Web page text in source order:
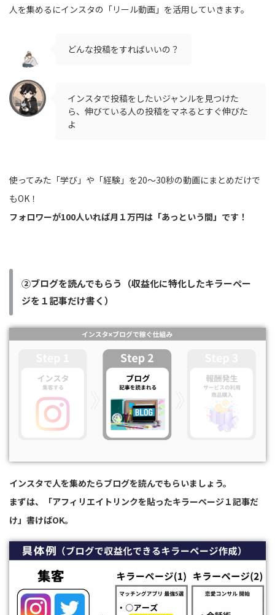
人を集めるにインスタの「リール動画」を活用していきます。
どんな投稿をすればいいの？
インスタで投稿をしたいジャンルを見つけた
ら、伸びている人の投稿をマネるとすぐ伸びた
よ
使ってみた「学び」や「経験」を20～30秒の動画にまとめだけで
もOK！
フォロワーが100人いれば月１万円は「あっという間」です！
②ブログを読んでもらう（収益化に特化したキラーペー
ジを１記事だけ書く）
インスタで人を集めたらブログを読んでもらいましょう。
まずは、「アフィリエイトリンクを貼ったキラーページ１記事だ
け」書けばOK。